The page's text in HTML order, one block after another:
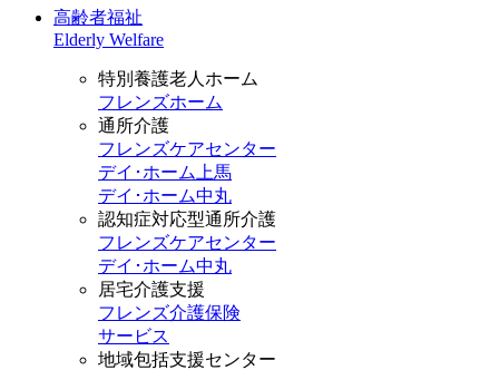
高齢者福祉
Elderly Welfare
特別養護老人ホーム
フレンズホーム
通所介護
フレンズケアセンター
デイ･ホーム上馬
デイ･ホーム中丸
認知症対応型通所介護
フレンズケアセンター
デイ･ホーム中丸
居宅介護支援
フレンズ介護保険
サービス
地域包括支援センター